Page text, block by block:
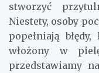
stworzyć
Niestety, osoby
popełniają
włożony w
przedstawiamy